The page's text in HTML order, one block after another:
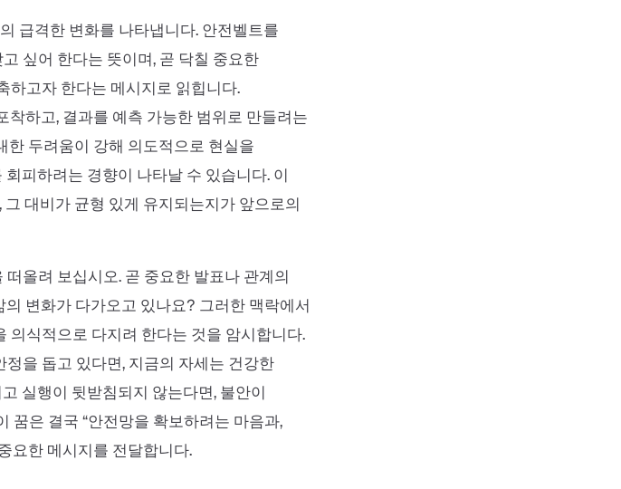
급격한 변화를 나타냅니다. 안전벨트를
싶어 한다는 뜻이며, 곧 닥칠 중요한
하고자 한다는 메시지로 읽힙니다.
하고, 결과를 예측 가능한 범위로 만들려는
한 두려움이 강해 의도적으로 현실을
피하려는 경향이 나타날 수 있습니다. 이
대비가 균형 있게 유지되는지가 앞으로의
올려 보십시오. 곧 중요한 발표나 관계의
변화가 다가오고 있나요? 그러한 맥락에서
의식적으로 다지려 한다는 것을 암시합니다.
을 돕고 있다면, 지금의 자세는 건강한
실행이 뒷받침되지 않는다면, 불안이
꿈은 결국 “안전망을 확보하려는 마음과,
요한 메시지를 전달합니다.